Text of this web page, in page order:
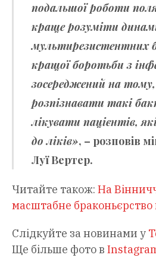
подальшої роботи
краще розуміти
мультирезистентних
кращої боротьби з
зосереджений на
розпізнавати такі
лікувати пацієнтів,
до ліків», – розповів
Луї Вертер.
Читайте також: На
масштабне браконьєрство
Слідкуйте за новинами у
Ще більше фото в